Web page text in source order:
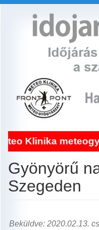
Gyönyörű
Szegeden
Beküldve: 2020.02.13.